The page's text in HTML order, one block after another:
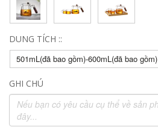
DUNG TÍCH ::
501mL(đã bao gồm)-600mL(đã bao gồm)
GHI CHÚ